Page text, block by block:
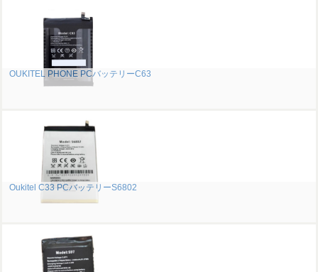
OUKITEL PHONE PCバッテリーC63
Oukitel C33 PCバッテリーS6802